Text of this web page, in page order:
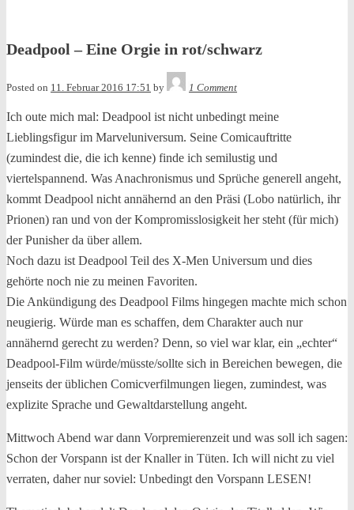
Deadpool – Eine Orgie in rot/schwarz
Posted on 11. Februar 2016 17:51 by
1 Comment
Ich oute mich mal: Deadpool ist nicht unbedingt meine
Lieblingsfigur im Marveluniversum. Seine Comicauftritte
(zumindest die, die ich kenne) finde ich semilustig und
viertelspannend. Was Anachronismus und Sprüche generell angeht,
kommt Deadpool nicht annähernd an den Präsi (Lobo natürlich, ihr
Prionen) ran und von der Kompromisslosigkeit her steht (für mich)
der Punisher da über allem.
Noch dazu ist Deadpool Teil des X-Men Universum und dies
gehörte noch nie zu meinen Favoriten.
Die Ankündigung des Deadpool Films hingegen machte mich schon
neugierig. Würde man es schaffen, dem Charakter auch nur
annähernd gerecht zu werden? Denn, so viel war klar, ein „echter“
Deadpool-Film würde/müsste/sollte sich in Bereichen bewegen, die
jenseits der üblichen Comicverfilmungen liegen, zumindest, was
explizite Sprache und Gewaltdarstellung angeht.
Mittwoch Abend war dann Vorpremierenzeit und was soll ich sagen:
Schon der Vorspann ist der Knaller in Tüten. Ich will nicht zu viel
verraten, daher nur soviel: Unbedingt den Vorspann LESEN!